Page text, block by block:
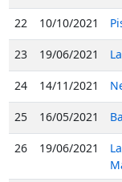
22 10/10/2021
23 19/06/2021
24 14/11/2021
25 16/05/2021
26 19/06/2021